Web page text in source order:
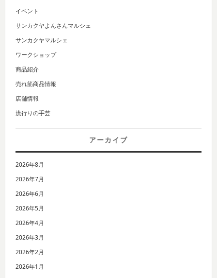
イベント
サンカクヤよんさんマルシェ
サンカクヤマルシェ
ワークショップ
商品紹介
売れ筋商品情報
店舗情報
流行りの手芸
アーカイブ
2026年8月
2026年7月
2026年6月
2026年5月
2026年4月
2026年3月
2026年2月
2026年1月